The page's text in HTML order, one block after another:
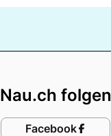
Nau.ch folgen
Facebook